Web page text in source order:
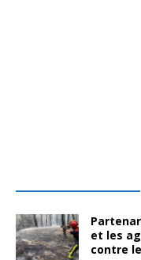
et les
contre